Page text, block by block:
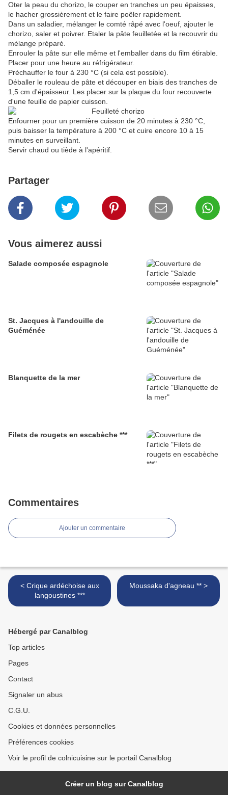
Oter la peau du chorizo, le couper en tranches un peu épaisses,
le hacher grossièrement et le faire poêler rapidement.
Dans un saladier, mélanger le comté râpé avec l'oeuf, ajouter le
chorizo, saler et poivrer. Etaler la pâte feuilletée et la recouvrir du
mélange préparé.
Enrouler la pâte sur elle même et l'emballer dans du film étirable.
Placer pour une heure au réfrigérateur.
Préchauffer le four à 230 °C (si cela est possible).
Déballer le rouleau de pâte et découper en biais des tranches de
1,5 cm d'épaisseur. Les placer sur la plaque du four recouverte
d'une feuille de papier cuisson.
Enfourner pour un première cuisson de 20 minutes à 230 °C,
puis baisser la température à 200 °C et cuire encore 10 à 15
minutes en surveillant.
Servir chaud ou tiède à l'apéritif.
Partager
Vous aimerez aussi
Salade composée espagnole
St. Jacques à l'andouille de
Guéménée
Blanquette de la mer
Filets de rougets en escabèche ***
Commentaires
Ajouter un commentaire
< Crique ardéchoise aux
langoustines ***
Moussaka d'agneau ** >
Hébergé par Canalblog
Top articles
Pages
Contact
Signaler un abus
C.G.U.
Cookies et données personnelles
Préférences cookies
Voir le profil de colnicuisine sur le portail Canalblog
Créer un blog sur Canalblog